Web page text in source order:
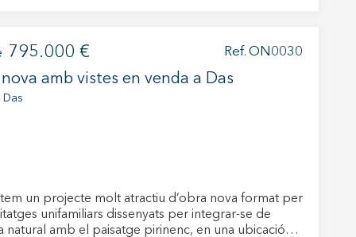
i proximitat als serveis i punts d’interès
a residència habitual com de segona residència.
única per construir la casa dels teus somnis
795.000 € Ref. ON0030
amb vistes en venda a Das
Das
un projecte molt atractiu d’obra nova format per
unifamiliars dissenyats per integrar-se de
natural amb el paisatge pirinenc, en una ubicació
web.